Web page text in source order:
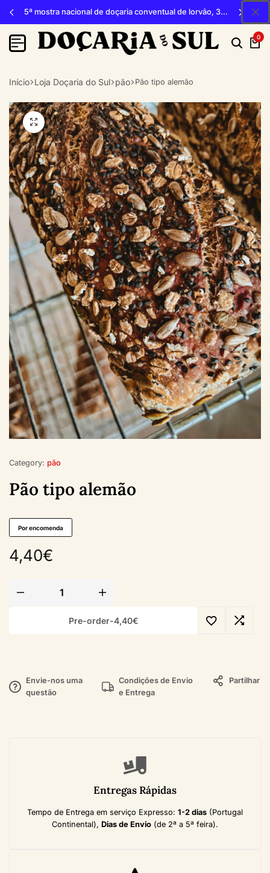
5ª mostra nacional de doçaria conventual de lorvão, 3, 4 e 5 de outubro 2026, penacova
0
Início Loja Doçaria do Sul pão Pão tipo alemão
Category: pão
Pão tipo alemão
Por encomenda
4,40€
Pre-order-4,40€
Envie-nos uma
questão
Condições de Envio
e Entrega
Partilhar
Entregas Rápidas
Tempo de Entrega em serviço Expresso: 1-2 dias (Portugal
Continental), Dias de Envio (de 2ª a 5ª feira).